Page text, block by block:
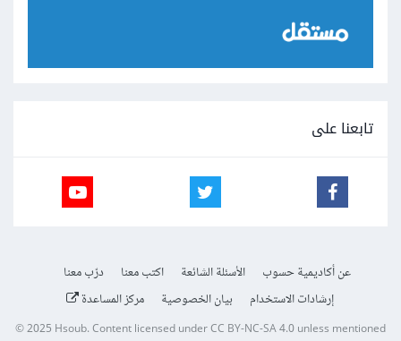
تابعنا على
عن أكاديمية حسوب الأسئلة الشائعة اكتب معنا
درّب معنا
إرشادات الاستخدام
بيان الخصوصية مركز المساعدة
© 2025Hsoub.Content licensed underCC BY-NC-SA 4.0unless mentioned